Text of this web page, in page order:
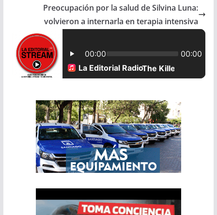
o
o
k
A
p
Preocupación por la salud de Silvina Luna:
volvieron a internarla en terapia intensiva